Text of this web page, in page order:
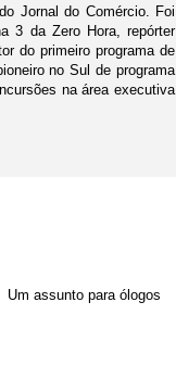
Jornal do Comércio. Foi
3 da Zero Hora, repórter
do primeiro programa de
no Sul de programa
na área executiva
Um assunto para ólogos